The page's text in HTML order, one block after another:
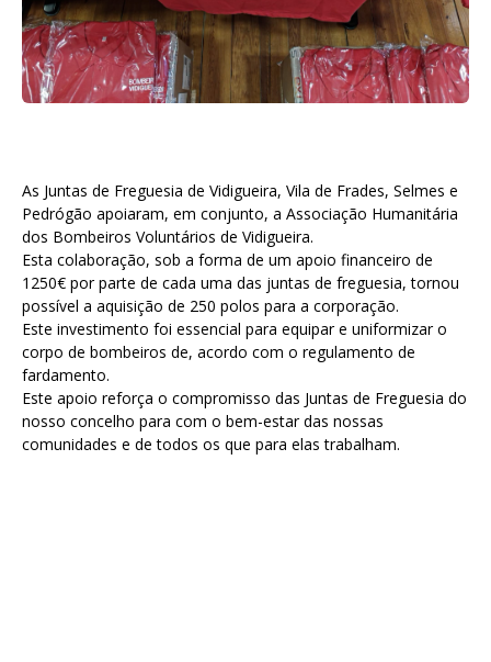
As Juntas de Freguesia de Vidigueira, Vila de Frades, Selmes e
Pedrógão apoiaram, em conjunto, a Associação Humanitária
dos Bombeiros Voluntários de Vidigueira.
Esta colaboração, sob a forma de um apoio financeiro de
1250€ por parte de cada uma das juntas de freguesia, tornou
possível a aquisição de 250 polos para a corporação.
Este investimento foi essencial para equipar e uniformizar o
corpo de bombeiros de, acordo com o regulamento de
fardamento.
Este apoio reforça o compromisso das Juntas de Freguesia do
nosso concelho para com o bem-estar das nossas
comunidades e de todos os que para elas trabalham.